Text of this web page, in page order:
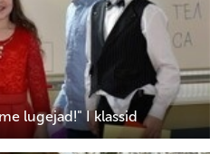
lugejad!" I klassid